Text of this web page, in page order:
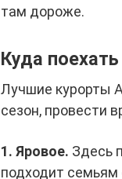
там дороже.
Куда
Лучшие курорты
сезон, провести
1. Яровое. Здесь
подходит семьям